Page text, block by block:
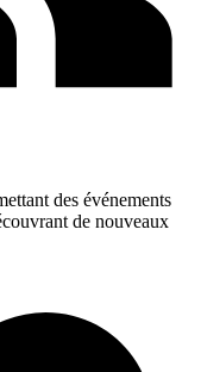
des événements
de nouveaux